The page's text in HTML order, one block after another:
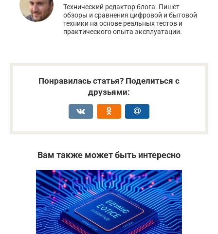
Технический редактор блога. Пишет
обзоры и сравнения цифровой и бытовой
техники на основе реальных тестов и
практического опыта эксплуатации.
Понравилась статья? Поделиться с
друзьями:
Вам также может быть интересно